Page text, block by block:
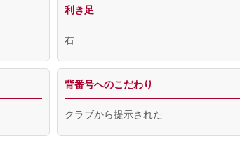
利き足
右
背番号へのこだわり
クラブから提示された